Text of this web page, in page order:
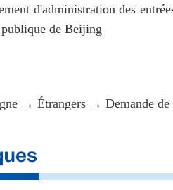
d'administration des
publique de Beijing
→ Étrangers → Demande de